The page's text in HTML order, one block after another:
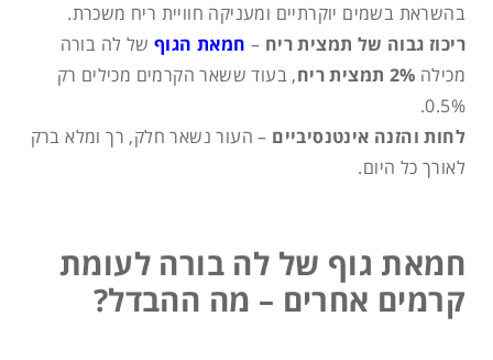
בהשראת בשמים יוקרתיים ומעניקה חוויית ריח משכרת.
ריכוז גבוה של תמצית ריח – חמאת הגוף של לה בורה
מכילה 2% תמצית ריח
, בעוד ששאר הקרמים מכילים רק
0.5%.
לחות והזנה אינטנסיביים – העור נשאר חלק, רך ומלא ברק
לאורך כל היום.
חמאת גוף של לה בורה לעומת
קרמים אחרים – מה ההבדל?